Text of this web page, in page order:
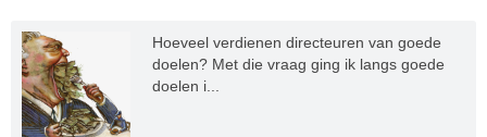
Hoeveel verdienen directeuren van goede
doelen? Met die vraag ging ik langs goede
doelen i...